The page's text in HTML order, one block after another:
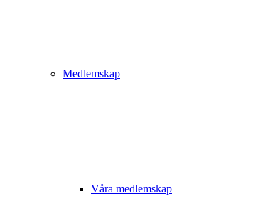
Medlemskap
Våra medlemskap